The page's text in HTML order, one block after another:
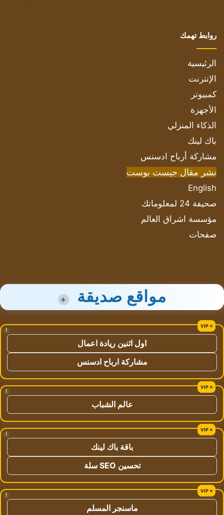
روابط تهمك
الرئيسية
الإنترنت
كمبيوتر
الأجهزة
الذكاء المنزلي
باك لينك
مشاركة أرباح ادسنس
نشر مقال جيست بوست
English
صحيفة 24 لمعلوماتك
مؤسسة اشراق العالم
صفحات
مواقع صديقة +
!
اول اثنين ريادة اعمال
مشاركة ارباح ادسنس
!
عالم الشباب
!
باقة باك لينك
تحسين SEO سلة
!
ماسنجر المسلم